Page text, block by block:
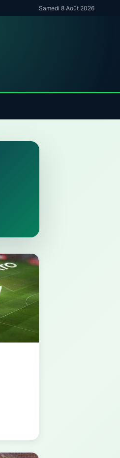
Samedi 8 Août 2026